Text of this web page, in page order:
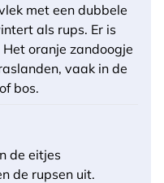
met een dubbele
als rups. Er is
oranje zandoogje
vaak in de
bos.
de eitjes
de rupsen uit.